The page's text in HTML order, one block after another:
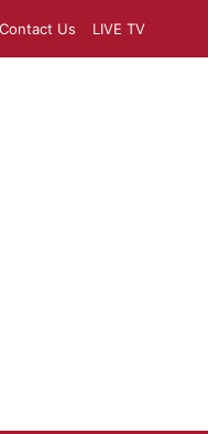
Contact Us LIVE TV